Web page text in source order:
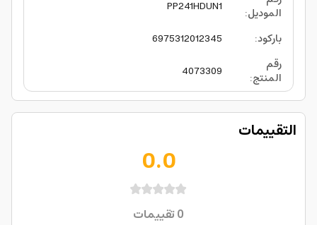
الموديل:
PP241HDUN1
باركود:
6975312012345
رقم
المنتج:
4073309
التقييمات
0.0
0تقييمات